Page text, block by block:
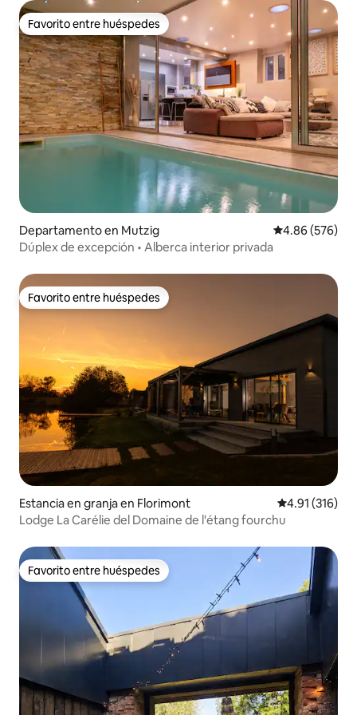
Favorito entre huéspedes
Favorito entre huéspedes
Departamento en Mutzig Calificación
4.86 (576)
Dúplex de excepción • Alberca interior privada
Favorito entre huéspedes
Favorito entre huéspedes
Estancia en granja en Florimont Calificación
4.91 (316)
Lodge La Carélie del Domaine de l'étang fourchu
Favorito entre huéspedes
Favorito entre huéspedes